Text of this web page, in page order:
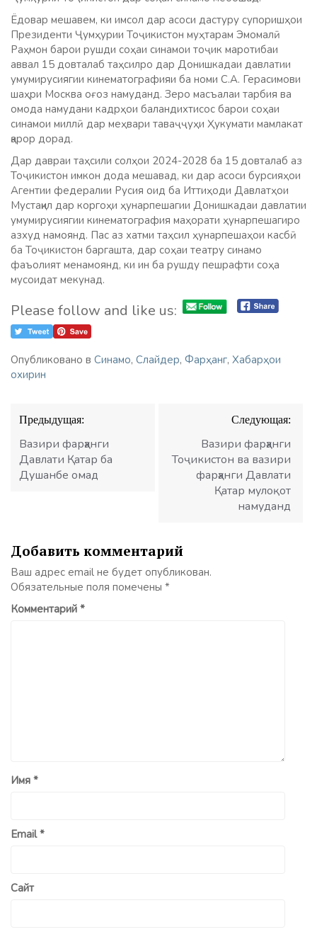
Ёдовар мешавем, ки имсол дар асоси дастуру супоришҳои
Президенти Ҷумҳурии Тоҷикистон муҳтарам Эмомалӣ
Раҳмон барои рушди соҳаи синамои тоҷик маротибаи
аввал 15 довталаб таҳсилро дар Донишкадаи давлатии
умумирусиягии кинематографияи ба номи С.А. Герасимови
шаҳри Москва оғоз намуданд. Зеро масъалаи тарбия ва
омода намудани кадрҳои баландихтисос барои соҳаи
синамои миллӣ дар меҳвари таваҷҷуҳи Ҳукумати мамлакат
қарор дорад.
Дар давраи таҳсили солҳои 2024-2028 ба 15 довталаб аз
Тоҷикистон имкон дода мешавад, ки дар асоси бурсияҳои
Агентии федералии Русия оид ба Иттиҳоди Давлатҳои
Мустақил дар коргоҳи ҳунарпешагии Донишкадаи давлатии
умумирусиягии кинематография маҳорати ҳунарпешагиро
азхуд намоянд. Пас аз хатми таҳсил ҳунарпешаҳои касбӣ
ба Тоҷикистон баргашта, дар соҳаи театру синамо
фаъолият менамоянд, ки ин ба рушду пешрафти соҳа
мусоидат мекунад.
Please follow and like us:
Опубликовано в Синамо, Слайдер, Фарҳанг, Хабарҳои
охирин
Навигация
по
записям
Предыдущая:
Вазири фарҳанги
Давлати Қатар ба
Душанбе омад
Следующая:
Вазири фарҳанги
Тоҷикистон ва вазири
фарҳанги Давлати
Қатар мулоқот
намуданд
Добавить комментарий
Ваш адрес email не будет опубликован.
Обязательные поля помечены *
Комментарий *
Имя *
Email*
Сайт